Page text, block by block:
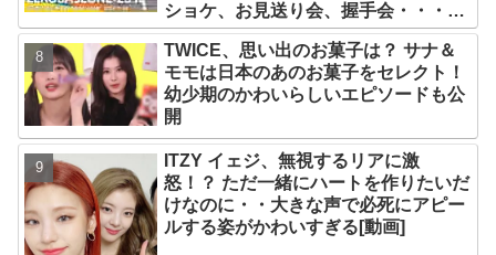
ショケ、お見送り会、握手会・・・リ
リースイベントあれこれを紹介
TWICE、思い出のお菓子は？ サナ＆
モモは日本のあのお菓子をセレクト！
幼少期のかわいらしいエピソードも公
開
ITZY イェジ、無視するリアに激
怒！？ ただ一緒にハートを作りたいだ
けなのに・・大きな声で必死にアピー
ルする姿がかわいすぎる[動画]